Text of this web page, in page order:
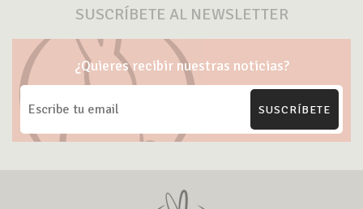
SUSCRÍBETE AL NEWSLETTER
¿Quieres recibir nuestras noticias?
SUSCRÍBETE